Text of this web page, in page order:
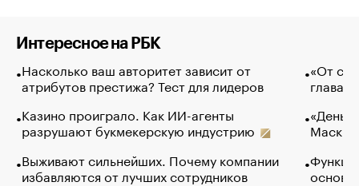
Интересное на РБК
Насколько ваш авторитет зависит от
атрибутов престижа? Тест для лидеров
Казино проиграло. Как ИИ-агенты
разрушают букмекерскую индустрию
Выживают сильнейших. Почему компании
избавляются от лучших сотрудников
«От
глава
Маск в
основ